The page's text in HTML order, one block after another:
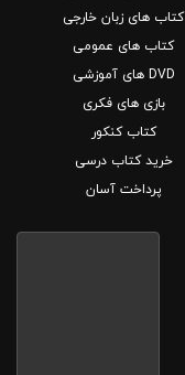
کتاب های زبان خارجی
کتاب های عمومی
DVD های آموزشی
بازی های فکری
کتاب کنکور
خرید کتاب درسی
پرداخت آسان